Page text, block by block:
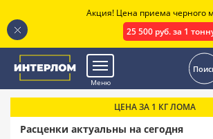
Меню
ЦЕНА ЗА 1 КГ ЛОМА
Расценки актуальны на сегодня
Акция! Цена приема черного
25 500 руб. за 1
.